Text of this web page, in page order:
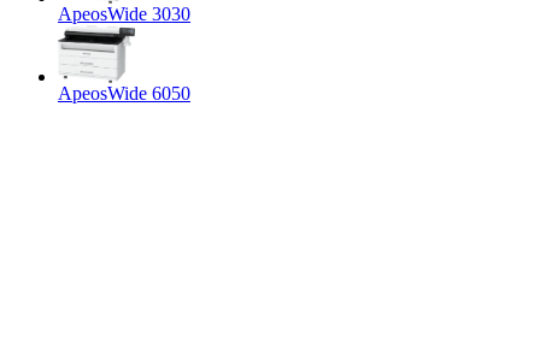
ApeosWide 3030
ApeosWide 6050